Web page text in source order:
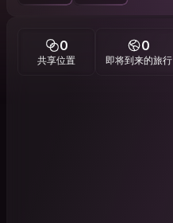
0
共享位置
0
即将到来的旅行